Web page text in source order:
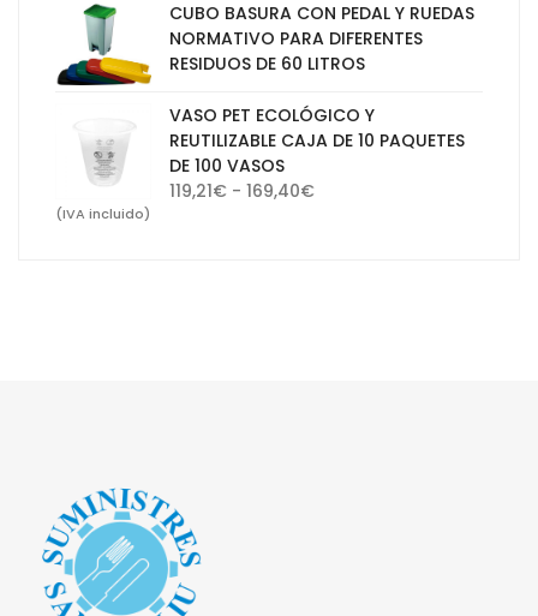
desde
30,10€
hasta
65,47€
CUBO BASURA CON PEDAL Y RUEDAS
NORMATIVO PARA DIFERENTES
RESIDUOS DE 60 LITROS
VASO PET ECOLÓGICO Y
REUTILIZABLE CAJA DE 10 PAQUETES
DE 100 VASOS
119,21€ - 169,40€Rango
(IVA incluido)